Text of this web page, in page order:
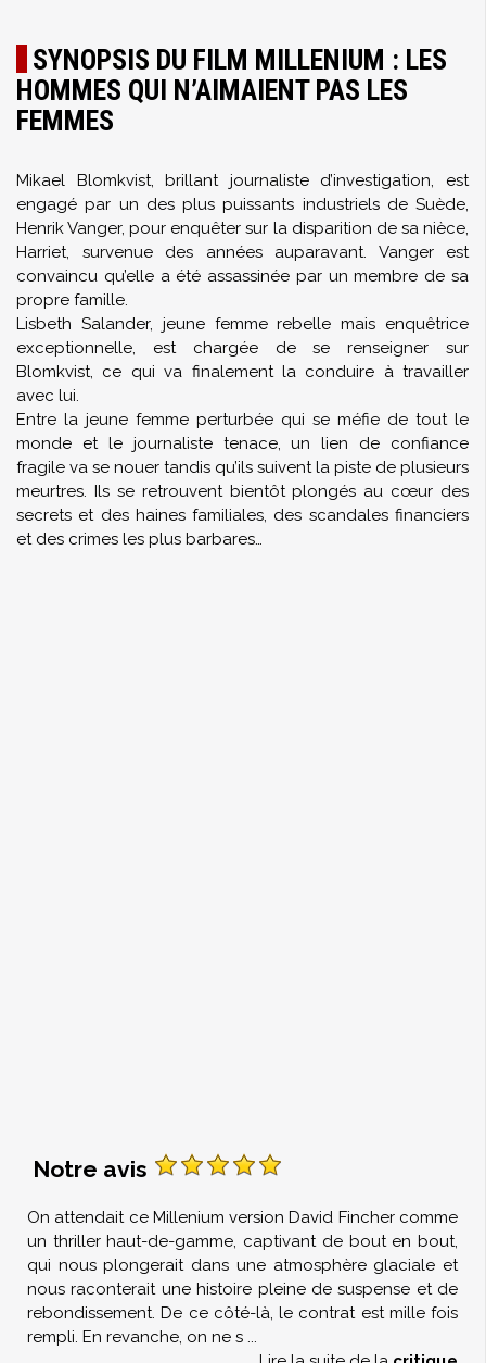
SYNOPSIS DU FILM MILLENIUM : LES
HOMMES QUI N’AIMAIENT PAS LES
FEMMES
Mikael Blomkvist, brillant journaliste d’investigation, est
engagé par un des plus puissants industriels de Suède,
Henrik Vanger, pour enquêter sur la disparition de sa nièce,
Harriet, survenue des années auparavant. Vanger est
convaincu qu’elle a été assassinée par un membre de sa
propre famille.
Lisbeth Salander, jeune femme rebelle mais enquêtrice
exceptionnelle, est chargée de se renseigner sur
Blomkvist, ce qui va finalement la conduire à travailler
avec lui.
Entre la jeune femme perturbée qui se méfie de tout le
monde et le journaliste tenace, un lien de confiance
fragile va se nouer tandis qu’ils suivent la piste de plusieurs
meurtres. Ils se retrouvent bientôt plongés au cœur des
secrets et des haines familiales, des scandales financiers
et des crimes les plus barbares…
Notre avis
On attendait ce Millenium version David Fincher comme
un thriller haut-de-gamme, captivant de bout en bout,
qui nous plongerait dans une atmosphère glaciale et
nous raconterait une histoire pleine de suspense et de
rebondissement. De ce côté-là, le contrat est mille fois
rempli. En revanche, on ne s ...